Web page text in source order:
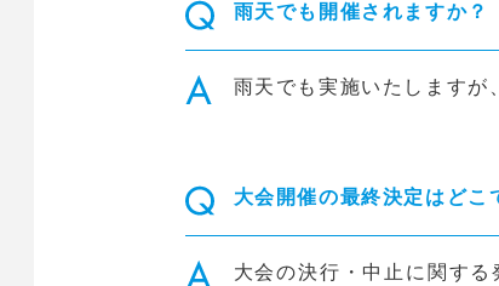
雨天でも開催されますか？
雨天でも実施いたしますが
大会開催の最終決定はどこ
大会の決行・中止に関す